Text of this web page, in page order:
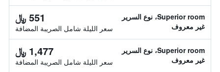
Superior room، نوع السرير
غير معروف
551 ﷼
سعر الليلة شامل الصريبة المضافة
Superior room، نوع السرير
غير معروف
1,477 ﷼
سعر الليلة شامل الصريبة المضافة